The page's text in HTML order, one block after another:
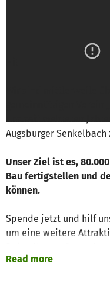
gemeinnützigen Verein
uns seit mehreren
Augsburger Senkelbach
Unser Ziel ist es,
Bau fertigstellen und
können.
Spende jetzt und hilf
um eine weitere
Read more